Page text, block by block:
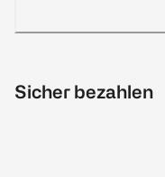
Sicher bezahlen